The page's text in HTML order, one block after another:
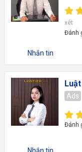
xét
Đánh
Nhắn tin
Ads
Đánh